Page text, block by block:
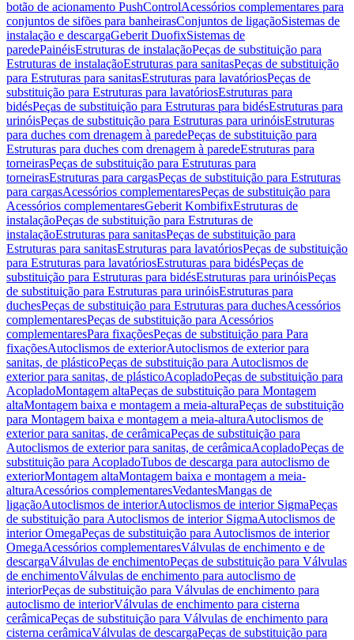
botão de acionamento PushControlAcessórios complementares para
conjuntos de sifões para banheirasConjuntos de ligaçãoSistemas de
instalação e descargaGeberit DuofixSistemas de
paredePainéisEstruturas de instalaçãoPeças de substituição para
Estruturas de instalaçãoEstruturas para sanitasPeças de substituição
para Estruturas para sanitasEstruturas para lavatóriosPeças de
substituição para Estruturas para lavatóriosEstruturas para
bidésPeças de substituição para Estruturas para bidésEstruturas para
urinóisPeças de substituição para Estruturas para urinóisEstruturas
para duches com drenagem à paredePeças de substituição para
Estruturas para duches com drenagem à paredeEstruturas para
torneirasPeças de substituição para Estruturas para
torneirasEstruturas para cargasPeças de substituição para Estruturas
para cargasAcessórios complementaresPeças de substituição para
Acessórios complementaresGeberit KombifixEstruturas de
instalaçãoPeças de substituição para Estruturas de
instalaçãoEstruturas para sanitasPeças de substituição para
Estruturas para sanitasEstruturas para lavatóriosPeças de substituição
para Estruturas para lavatóriosEstruturas para bidésPeças de
substituição para Estruturas para bidésEstruturas para urinóisPeças
de substituição para Estruturas para urinóisEstruturas para
duchesPeças de substituição para Estruturas para duchesAcessórios
complementaresPeças de substituição para Acessórios
complementaresPara fixaçõesPeças de substituição para Para
fixaçõesAutoclismos de exteriorAutoclismos de exterior para
sanitas, de plásticoPeças de substituição para Autoclismos de
exterior para sanitas, de plásticoAcopladoPeças de substituição para
AcopladoMontagem altaPeças de substituição para Montagem
altaMontagem baixa e montagem a meia-alturaPeças de substituição
para Montagem baixa e montagem a meia-alturaAutoclismos de
exterior para sanitas, de cerâmicaPeças de substituição para
Autoclismos de exterior para sanitas, de cerâmicaAcopladoPeças de
substituição para AcopladoTubos de descarga para autoclismo de
exteriorMontagem altaMontagem baixa e montagem a meia-
alturaAcessórios complementaresVedantesMangas de
ligaçãoAutoclismos de interiorAutoclismos de interior SigmaPeças
de substituição para Autoclismos de interior SigmaAutoclismos de
interior OmegaPeças de substituição para Autoclismos de interior
OmegaAcessórios complementaresVálvulas de enchimento e de
descargaVálvulas de enchimentoPeças de substituição para Válvulas
de enchimentoVálvulas de enchimento para autoclismo de
interiorPeças de substituição para Válvulas de enchimento para
autoclismo de interiorVálvulas de enchimento para cisterna
cerâmicaPeças de substituição para Válvulas de enchimento para
cisterna cerâmicaVálvulas de descargaPeças de substituição para